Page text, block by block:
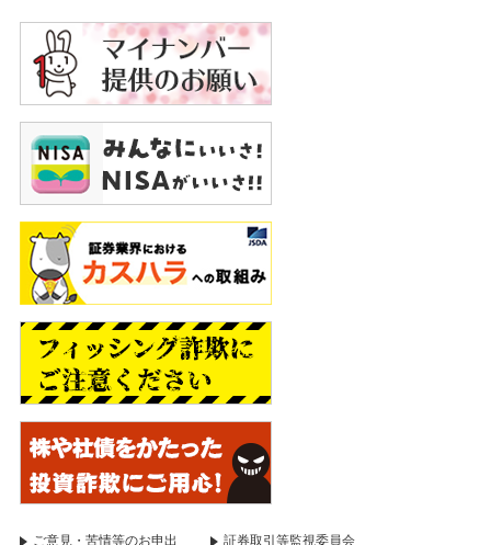
ご意見・苦情等のお申出 証券取引等監視委員会